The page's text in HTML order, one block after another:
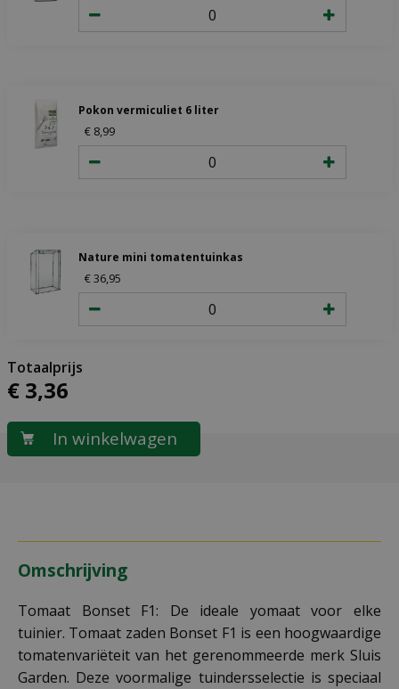
Pokon vermiculiet 6 liter
€ 8 99
Nature mini tomatentuinkas
€36 95
€ 3,36
Omschrijving
Tomaat Bonset F1: De ideale yomaat voor elke
tuinier. Tomaat zaden Bonset F1 is een hoogwaardige
tomatenvariëteit van het gerenommeerde merk Sluis
Garden. Deze voormalige tuindersselectie is speciaal